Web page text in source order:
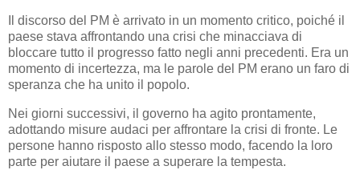
Il discorso del PM è arrivato in un momento critico, poiché il
paese stava affrontando una crisi che minacciava di
bloccare tutto il progresso fatto negli anni precedenti. Era un
momento di incertezza, ma le parole del PM erano un faro di
speranza che ha unito il popolo.
Nei giorni successivi, il governo ha agito prontamente,
adottando misure audaci per affrontare la crisi di fronte. Le
persone hanno risposto allo stesso modo, facendo la loro
parte per aiutare il paese a superare la tempesta.